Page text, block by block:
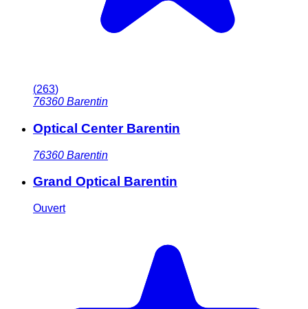
(263)
76360 Barentin
Optical Center Barentin
76360 Barentin
Grand Optical Barentin
Ouvert